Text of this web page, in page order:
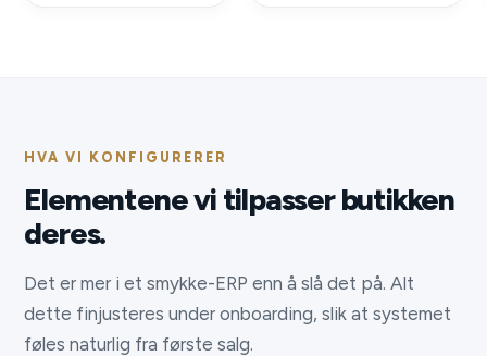
HVA VI KONFIGURERER
Elementene vi tilpasser butikken
deres.
Det er mer i et smykke-ERP enn å slå det på. Alt
dette finjusteres under onboarding, slik at systemet
føles naturlig fra første salg.